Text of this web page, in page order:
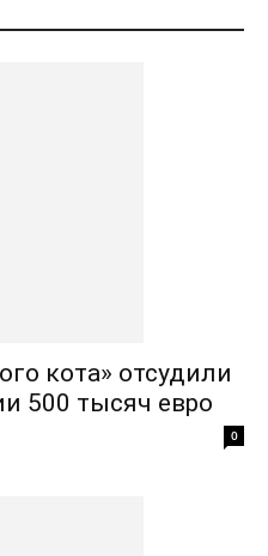
кота» отсудили
500 тысяч евро
0